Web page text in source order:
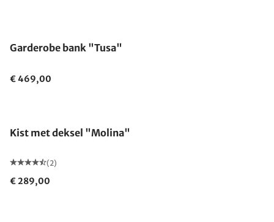
Garderobe bank "Tusa"
€ 469,00
Kist met deksel "Molina"
(2)
€ 289,00